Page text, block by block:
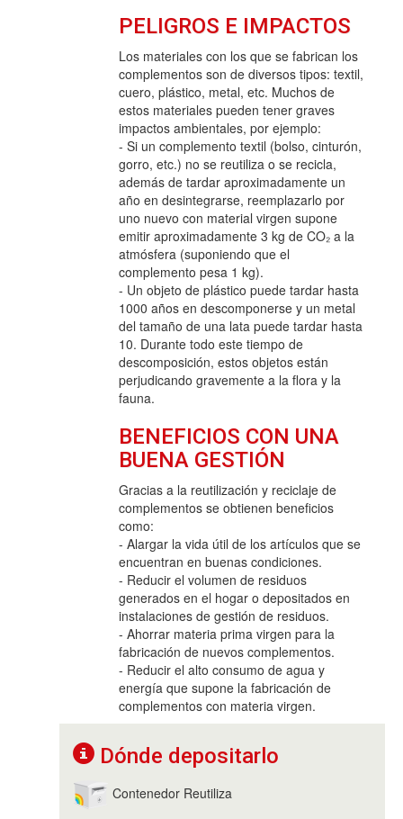
PELIGROS E IMPACTOS
Los materiales con los que se fabrican los
complementos son de diversos tipos: textil,
cuero, plástico, metal, etc. Muchos de
estos materiales pueden tener graves
impactos ambientales, por ejemplo:
- Si un complemento textil (bolso, cinturón,
gorro, etc.) no se reutiliza o se recicla,
además de tardar aproximadamente un
año en desintegrarse, reemplazarlo por
uno nuevo con material virgen supone
emitir aproximadamente 3 kg de CO₂ a la
atmósfera (suponiendo que el
complemento pesa 1 kg).
- Un objeto de plástico puede tardar hasta
1000 años en descomponerse y un metal
del tamaño de una lata puede tardar hasta
10. Durante todo este tiempo de
descomposición, estos objetos están
perjudicando gravemente a la flora y la
fauna.
BENEFICIOS CON UNA
BUENA GESTIÓN
Gracias a la reutilización y reciclaje de
complementos se obtienen beneficios
como:
- Alargar la vida útil de los artículos que se
encuentran en buenas condiciones.
- Reducir el volumen de residuos
generados en el hogar o depositados en
instalaciones de gestión de residuos.
- Ahorrar materia prima virgen para la
fabricación de nuevos complementos.
- Reducir el alto consumo de agua y
energía que supone la fabricación de
complementos con materia virgen.
Dónde depositarlo
Contenedor Reutiliza